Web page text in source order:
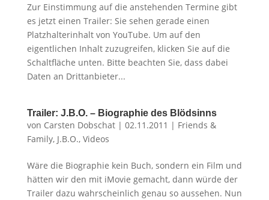
Zur Einstimmung auf die anstehenden Termine gibt
es jetzt einen Trailer: Sie sehen gerade einen
Platzhalterinhalt von YouTube. Um auf den
eigentlichen Inhalt zuzugreifen, klicken Sie auf die
Schaltfläche unten. Bitte beachten Sie, dass dabei
Daten an Drittanbieter...
Trailer: J.B.O. – Biographie des Blödsinns
von Carsten Dobschat| 02.11.2011 | Friends &
Family, J.B.O., Videos
Wäre die Biographie kein Buch, sondern ein Film und
hätten wir den mit iMovie gemacht, dann würde der
Trailer dazu wahrscheinlich genau so aussehen. Nun